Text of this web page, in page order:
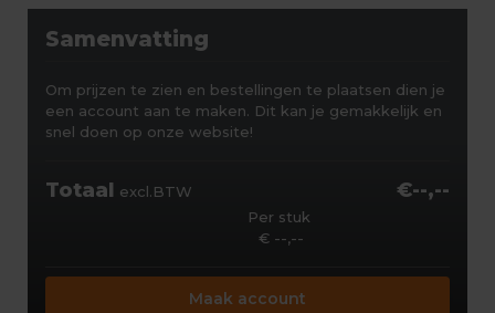
Samenvatting
Om prijzen te zien en bestellingen te plaatsen dien je
een account aan te maken. Dit kan je gemakkelijk en
snel doen op onze website!
Totaal excl.BTW €--,--
Per stuk
€ --,--
Maak account